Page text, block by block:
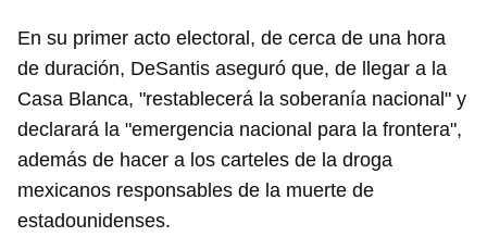
En su primer acto electoral, de cerca de una hora
de duración, DeSantis aseguró que, de llegar a la
Casa Blanca, "restablecerá la soberanía nacional" y
declarará la "emergencia nacional para la frontera",
además de hacer a los carteles de la droga
mexicanos responsables de la muerte de
estadounidenses.